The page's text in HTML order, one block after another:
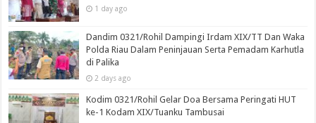
1 day ago
Dandim 0321/Rohil Dampingi Irdam XIX/TT Dan Waka
Polda Riau Dalam Peninjauan Serta Pemadam Karhutla
di Palika
2 days ago
Kodim 0321/Rohil Gelar Doa Bersama Peringati HUT
ke-1 Kodam XIX/Tuanku Tambusai